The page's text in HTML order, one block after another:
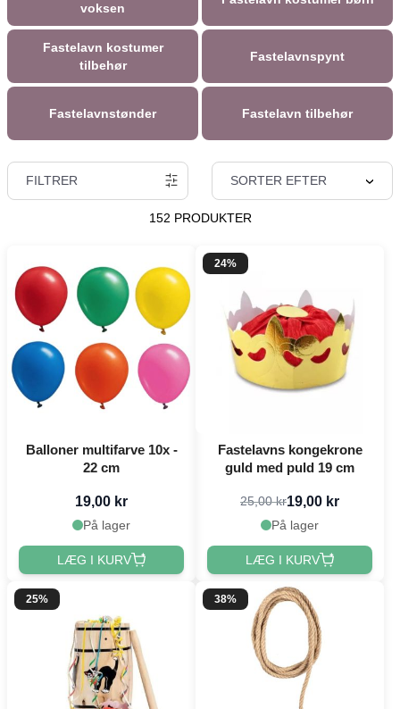
voksen
Fastelavn kostumer
tilbehør
Fastelavnspynt
Fastelavnstønder Fastelavn tilbehør
FILTRER SORTER EFTER
152 PRODUKTER
Balloner multifarve 10x -
22 cm
19,00 kr
På lager
LÆG I KURV
24%
Fastelavns kongekrone
guld med puld 19 cm
25,00 kr19,00 kr
På lager
LÆG I KURV
25% 38%